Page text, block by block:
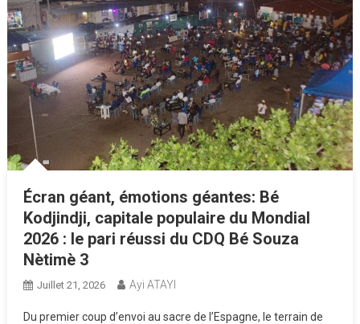
Écran géant, émotions géantes: Bé
Kodjindji, capitale populaire du Mondial
2026 : le pari réussi du CDQ Bé Souza
Nètimè 3
Juillet 21, 2026 Ayi ATAYI
Du premier coup d’envoi au sacre de l’Espagne, le terrain de